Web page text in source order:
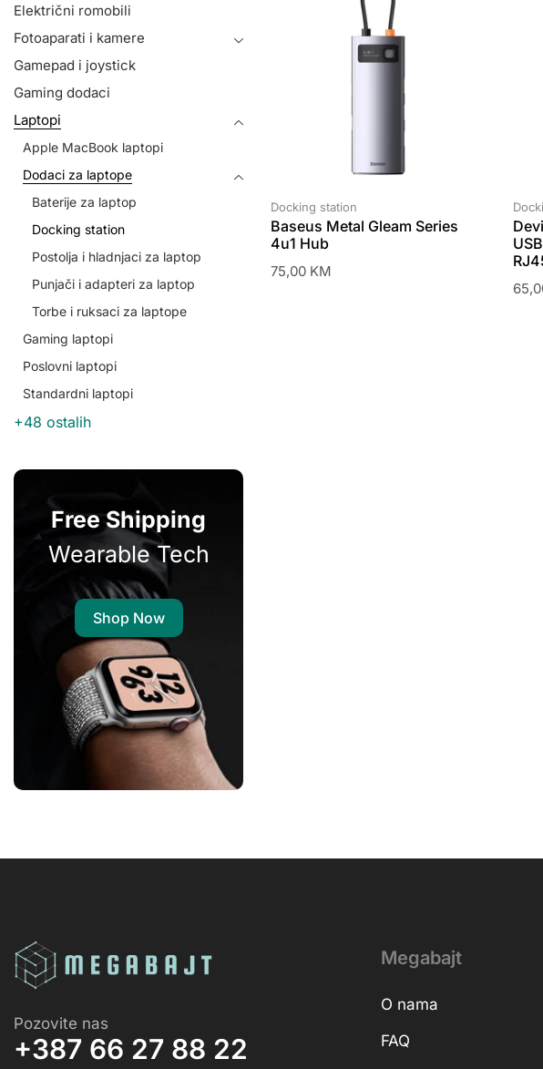
Električni romobili
Fotoaparati i kamere
Gamepad i joystick
Gaming dodaci
Laptopi
Apple MacBook laptopi
Dodaci za laptope
Baterije za laptop
Docking station
Postolja i hladnjaci za laptop
Punjači i adapteri za laptop
Torbe i ruksaci za laptope
Gaming laptopi
Poslovni laptopi
Standardni laptopi
+48 ostalih
Free Shipping
Wearable Tech
Shop Now
Docking station
Baseus Metal Gleam Series
4u1 Hub
75,00 KM
Pozovite nas
+387 66 27 88 22
Megabajt
O nama
FAQ